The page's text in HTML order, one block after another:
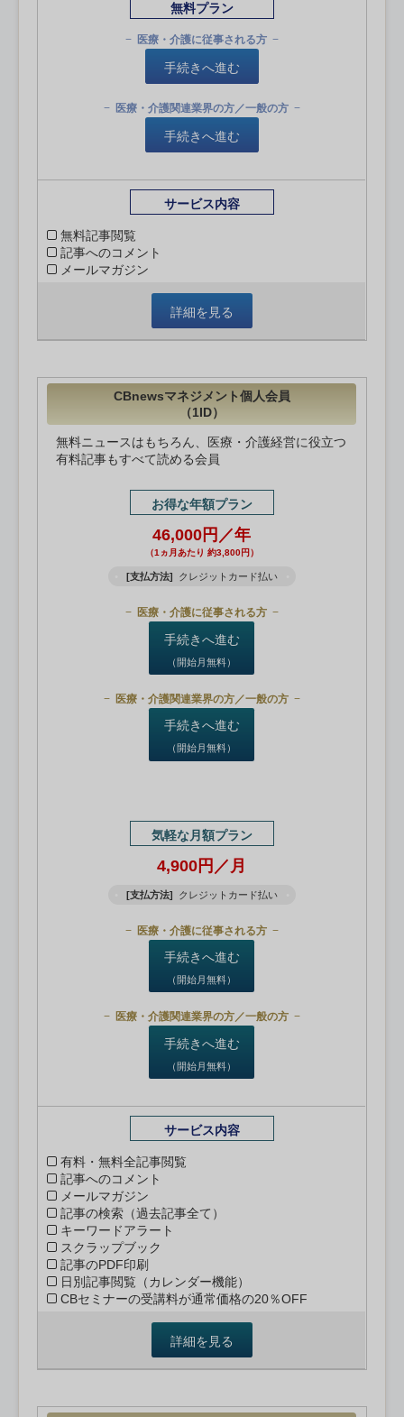
無料プラン
医療・介護に従事される方
手続きへ進む
医療・介護関連業界の方／一般の方
手続きへ進む
サービス内容
無料記事閲覧
記事へのコメント
メールマガジン
詳細を見る
CBnewsマネジメント個人会員
（1ID）
無料ニュースはもちろん、医療・介護経営に役立つ
有料記事もすべて読める会員
お得な年額プラン
46,000円／年
（1ヵ月あたり 約3,800円）
[支払方法] クレジットカード払い
医療・介護に従事される方
手続きへ進む
（開始月無料）
医療・介護関連業界の方／一般の方
手続きへ進む
（開始月無料）
気軽な月額プラン
4,900円／月
[支払方法] クレジットカード払い
医療・介護に従事される方
手続きへ進む
（開始月無料）
医療・介護関連業界の方／一般の方
手続きへ進む
（開始月無料）
サービス内容
有料・無料全記事閲覧
記事へのコメント
メールマガジン
記事の検索（過去記事全て）
キーワードアラート
スクラップブック
記事のPDF印刷
日別記事閲覧（カレンダー機能）
CBセミナーの受講料が通常価格の20％OFF
詳細を見る